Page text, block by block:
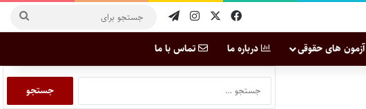
آزمون های حقوقی درباره ما تماس با ما